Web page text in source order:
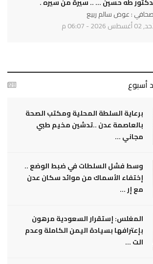
: عوض سالم ربيع
2026 - 06:07 م
أسبوع
برعاية السلطة المحلية ومكتب الصحة
بالعاصمة عدن ..تدشين مخيم طبي
مجاني ...
وسط فشل السلطات في ضبط الوضع ..
إختفاء الأسماك من موائد سكان عدن
مع إر ...
المغلس: إستقرار السعودية مرهون
بإعترافها بسيادة اليمن الكاملة وعدم
الت ...